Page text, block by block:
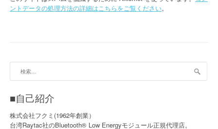
ントデータの処理方法の詳細はこちらをご覧ください。
■自己紹介
株式会社フクミ(1962年創業）
台湾Raytac社のBluetooth® Low Energyモジュール正規代理店。